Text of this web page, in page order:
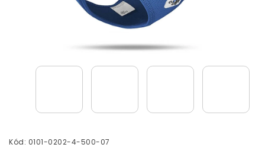
Kód: 0101-0202-4-500-07